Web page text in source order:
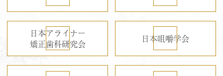
日本アライナー
矯正歯科研究会
日本咀嚼学会